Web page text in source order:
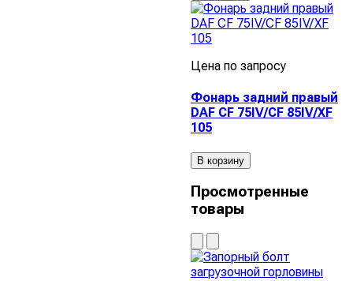
Цена по запросу
Фонарь задний правый
DAF CF 75IV/CF 85IV/XF
105
В корзину
Просмотренные
товары